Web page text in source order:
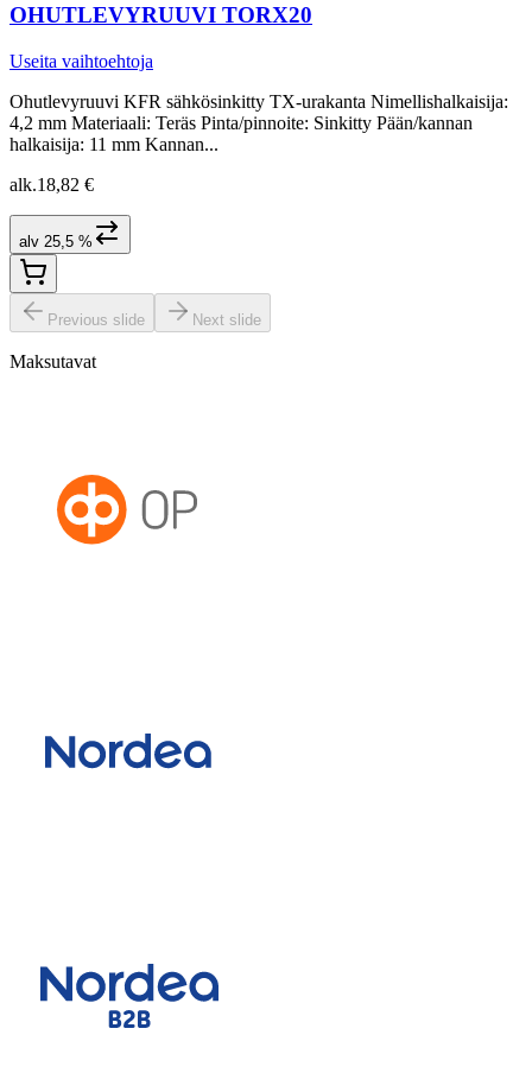
OHUTLEVYRUUVI TORX20
Useita vaihtoehtoja
Ohutlevyruuvi KFR sähkösinkitty TX-urakanta Nimellishalkaisija:
4,2 mm Materiaali: Teräs Pinta/pinnoite: Sinkitty Pään/kannan
halkaisija: 11 mm Kannan...
alk.18,82 €
alv 25,5 %
Previous slide Next slide
Maksutavat